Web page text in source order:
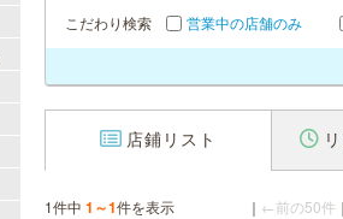
こだわり検索 営業中の店舗のみ
店鋪リスト
1件中 1～1件を表示 ｜ ←前の50件 ｜